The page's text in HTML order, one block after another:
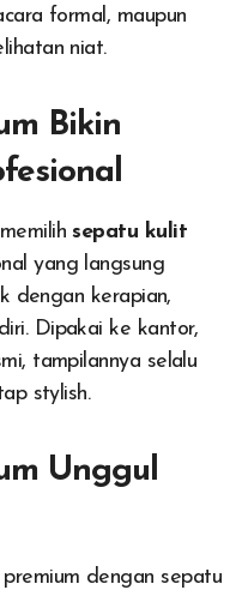
formal, maupun
niat.
Bikin
sepatu kulit
yang langsung
dengan kerapian,
Dipakai ke kantor,
tampilannya selalu
stylish.
Unggul
dengan sepatu